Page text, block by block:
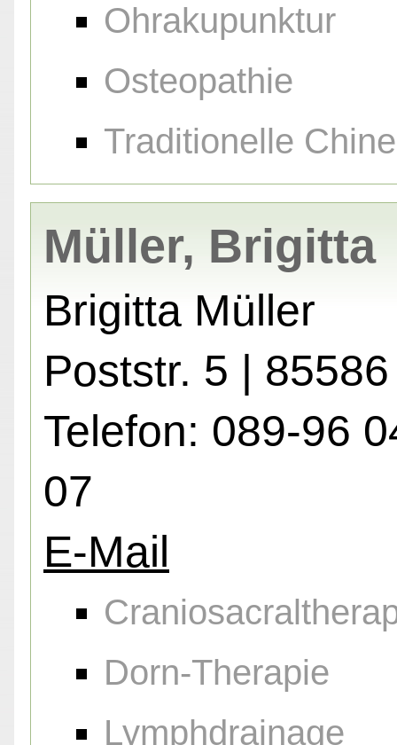
Ohrakupunktur
Osteopathie
Traditionelle
Müller, Brigitta
Brigitta Müller
Poststr. 5 |
Telefon: 089-96
07
E-Mail
Dorn-Therapie
Lymphdrainage